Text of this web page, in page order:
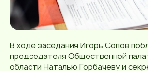
В ходе заседания Игорь Сопов
председателя Общественной
области Наталью Горбачеву и